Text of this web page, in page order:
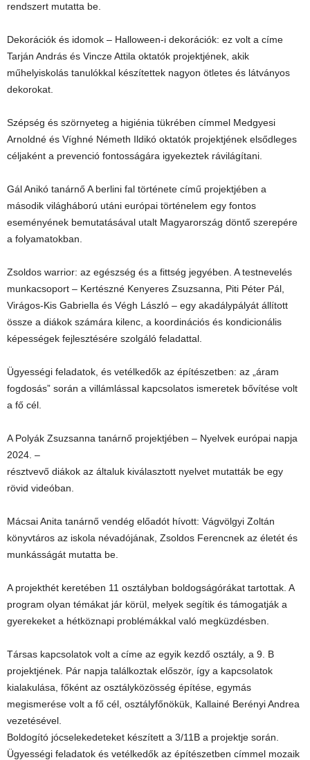
rendszert mutatta be.
Dekorációk és idomok – Halloween-i dekorációk: ez volt a címe
Tarján András és Vincze Attila oktatók projektjének, akik
műhelyiskolás tanulókkal készítettek nagyon ötletes és látványos
dekorokat.
Szépség és szörnyeteg a higiénia tükrében címmel Medgyesi
Arnoldné és Víghné Németh Ildikó oktatók projektjének elsődleges
céljaként a prevenció fontosságára igyekeztek rávilágítani.
Gál Anikó tanárnő A berlini fal története című projektjében a
második világháború utáni európai történelem egy fontos
eseményének bemutatásával utalt Magyarország döntő szerepére
a folyamatokban.
Zsoldos warrior: az egészség és a fittség jegyében. A testnevelés
munkacsoport – Kertészné Kenyeres Zsuzsanna, Piti Péter Pál,
Virágos-Kis Gabriella és Végh László – egy akadálypályát állított
össze a diákok számára kilenc, a koordinációs és kondicionális
képességek fejlesztésére szolgáló feladattal.
Ügyességi feladatok, és vetélkedők az építészetben: az „áram
fogdosás” során a villámlással kapcsolatos ismeretek bővítése volt
a fő cél.
A Polyák Zsuzsanna tanárnő projektjében – Nyelvek európai napja
2024. –
résztvevő diákok az általuk kiválasztott nyelvet mutatták be egy
rövid videóban.
Mácsai Anita tanárnő vendég előadót hívott: Vágvölgyi Zoltán
könyvtáros az iskola névadójának, Zsoldos Ferencnek az életét és
munkásságát mutatta be.
A projekthét keretében 11 osztályban boldogságórákat tartottak. A
program olyan témákat jár körül, melyek segítik és támogatják a
gyerekeket a hétköznapi problémákkal való megküzdésben.
Társas kapcsolatok volt a címe az egyik kezdő osztály, a 9. B
projektjének. Pár napja találkoztak először, így a kapcsolatok
kialakulása, főként az osztályközösség építése, egymás
megismerése volt a fő cél, osztályfőnökük, Kallainé Berényi Andrea
vezetésével.
Boldogító jócselekedeteket készített a 3/11B a projektje során.
Ügyességi feladatok és vetélkedők az építészetben címmel mozaik